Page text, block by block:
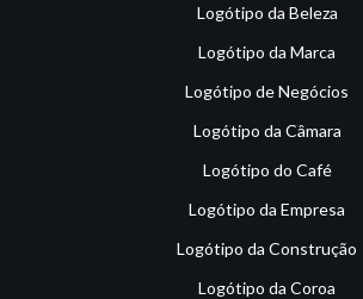
Logótipo da Beleza
Logótipo da Marca
Logótipo de Negócios
Logótipo da Câmara
Logótipo do Café
Logótipo da Empresa
Logótipo da Construção
Logótipo da Coroa